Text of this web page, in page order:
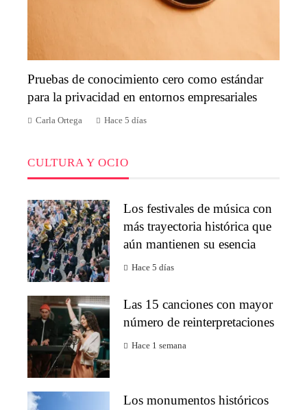
Pruebas de conocimiento cero como estándar
para la privacidad en entornos empresariales
Carla Ortega Hace 5 días
CULTURA Y OCIO
Los festivales de música con
más trayectoria histórica que
aún mantienen su esencia
Hace 5 días
Las 15 canciones con mayor
número de reinterpretaciones
Hace 1 semana
Los monumentos históricos